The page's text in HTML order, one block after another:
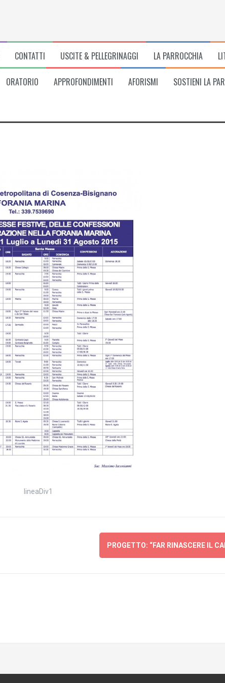
CONTATTI USCITE & PELLEGRINAGGI LA PARROCCHIA
ORATORIO APPROFONDIMENTI AFORISMI SOSTIENI LA
PROGETTO: “FAR RINASCERE IL